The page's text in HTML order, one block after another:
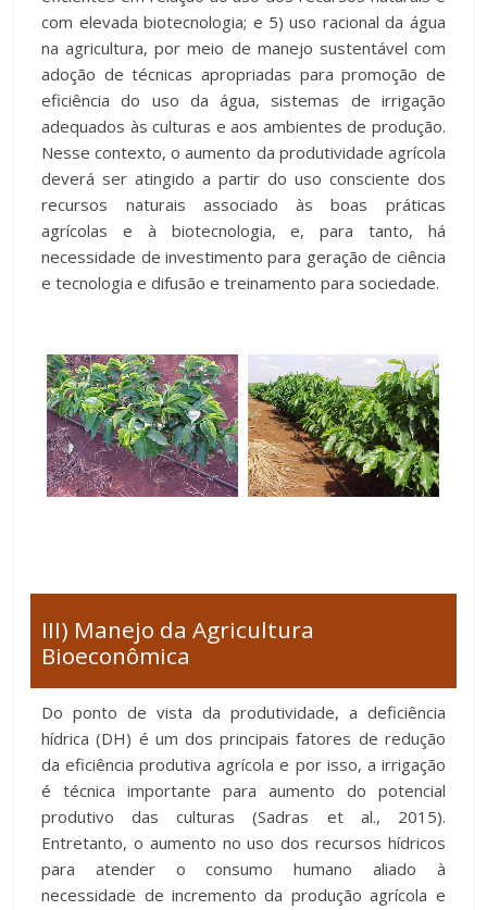
com elevada biotecnologia; e 5) uso racional da água
na agricultura, por meio de manejo sustentável com
adoção de técnicas apropriadas para promoção de
eficiência do uso da água, sistemas de irrigação
adequados às culturas e aos ambientes de produção.
Nesse contexto, o aumento da produtividade agrícola
deverá ser atingido a partir do uso consciente dos
recursos naturais associado às boas práticas
agrícolas e à biotecnologia, e, para tanto, há
necessidade de investimento para geração de ciência
e tecnologia e difusão e treinamento para sociedade.
III) Manejo da Agricultura
Bioeconômica
Do ponto de vista da produtividade, a deficiência
hídrica (DH) é um dos principais fatores de redução
da eficiência produtiva agrícola e por isso, a irrigação
é técnica importante para aumento do potencial
produtivo das culturas (Sadras et al., 2015).
Entretanto, o aumento no uso dos recursos hídricos
para atender o consumo humano aliado à
necessidade de incremento da produção agrícola e